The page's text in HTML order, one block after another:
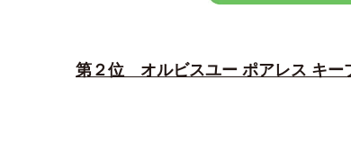
第２位 オルビスユー ポアレス キー